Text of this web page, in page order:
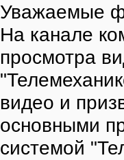
Уважаемые
На канале
просмотра
видео и
основными
системой